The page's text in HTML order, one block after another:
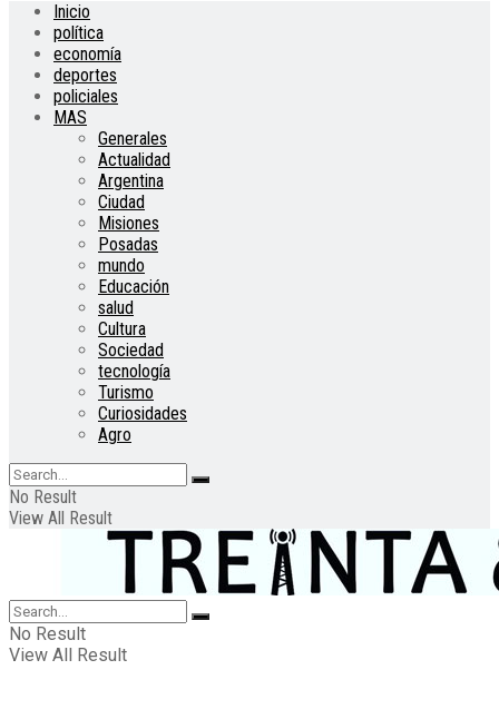
Inicio
política
economía
deportes
policiales
MAS
Generales
Actualidad
Argentina
Ciudad
Misiones
Posadas
mundo
Educación
salud
Cultura
Sociedad
tecnología
Turismo
Curiosidades
Agro
No Result
View All Result
No Result
View All Result